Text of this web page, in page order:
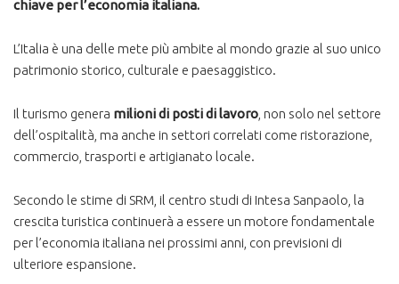
chiave per l’economia italiana.
L’Italia è una delle mete più ambite al mondo grazie al suo unico
patrimonio storico, culturale e paesaggistico.
Il turismo genera milioni di posti di lavoro , non solo nel settore
dell’ospitalità, ma anche in settori correlati come ristorazione,
commercio, trasporti e artigianato locale.
Secondo le stime di SRM, il centro studi di Intesa Sanpaolo, la
crescita turistica continuerà a essere un motore fondamentale
per l’economia italiana nei prossimi anni, con previsioni di
ulteriore espansione.